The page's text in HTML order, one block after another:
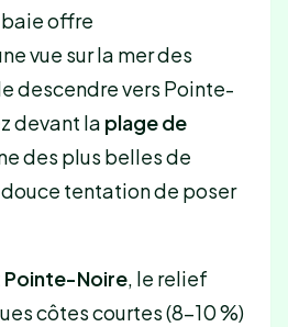
offre
vue sur la mer des
descendre vers Pointe-
devant la plage de
des plus belles de
tentation de poser
Pointe-Noire, le relief
côtes courtes (8-10 %)